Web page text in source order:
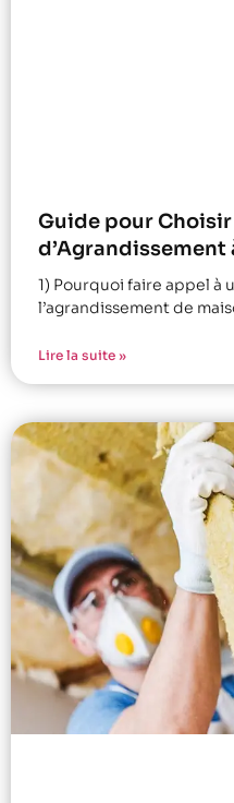
Guide pour
d’Agrandissement
1) Pourquoi faire appel à
l’agrandissement de
Lire la suite »